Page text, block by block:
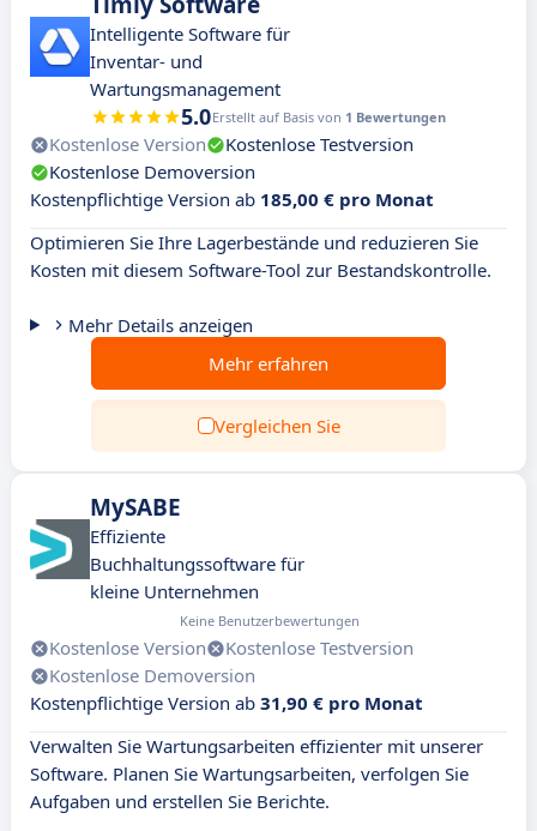
Intelligente Software für
Inventar- und
Wartungsmanagement
5.0Erstellt auf Basis von 1 Bewertungen
Kostenlose Version
Kostenlose Testversion
Kostenlose Demoversion
Kostenpflichtige Version ab 185,00 € pro Monat
Optimieren Sie Ihre Lagerbestände und reduzieren Sie
Kosten mit diesem Software-Tool zur Bestandskontrolle.
Mehr Details anzeigen
Mehr erfahren
Vergleichen Sie
MySABE
Effiziente
Buchhaltungssoftware für
kleine Unternehmen
Keine Benutzerbewertungen
Kostenlose Version
Kostenlose Testversion
Kostenlose Demoversion
Kostenpflichtige Version ab 31,90 € pro Monat
Verwalten Sie Wartungsarbeiten effizienter mit unserer
Software. Planen Sie Wartungsarbeiten, verfolgen Sie
Aufgaben und erstellen Sie Berichte.